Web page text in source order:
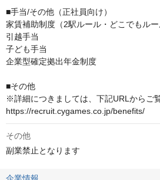
■手当/その他（正社員向け）
家賃補助制度（2駅ルール・どこでもルー
引越手当
子ども手当
企業型確定拠出年金制度
■その他
※詳細につきましては、下記URLからご
https://recruit.cygames.co.jp/benefits/
その他
副業禁止となります